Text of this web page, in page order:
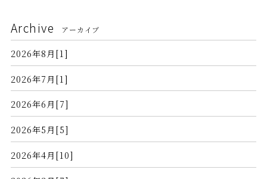
Archive アーカイブ
2026年8月[1]
2026年7月[1]
2026年6月[7]
2026年5月[5]
2026年4月[10]